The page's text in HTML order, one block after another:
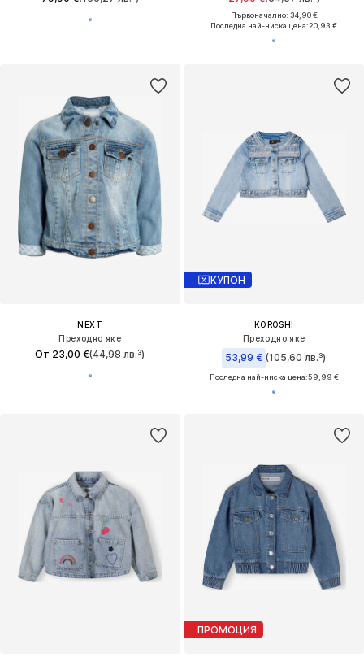
Първоначално: 34,90 €
Последна най-ниска цена:20,93 €
NEXT
Преходно яке
От 23,00 €(44,98 лв.³)
КУПОН
KOROSHI
Преходно яке
53,99 € (105,60 лв.³)
Последна най-ниска цена:59,99 €
ПРОМОЦИЯ